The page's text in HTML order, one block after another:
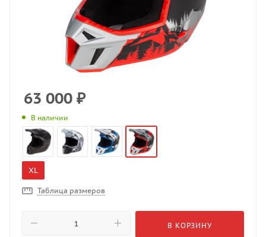
63 000 ₽
В наличии
XL
Таблица размеров
В КОРЗИНУ